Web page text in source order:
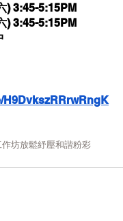
) 3:45-5:15PM
) 3:45-5:15PM
作坊放鬆紓壓和諧粉彩